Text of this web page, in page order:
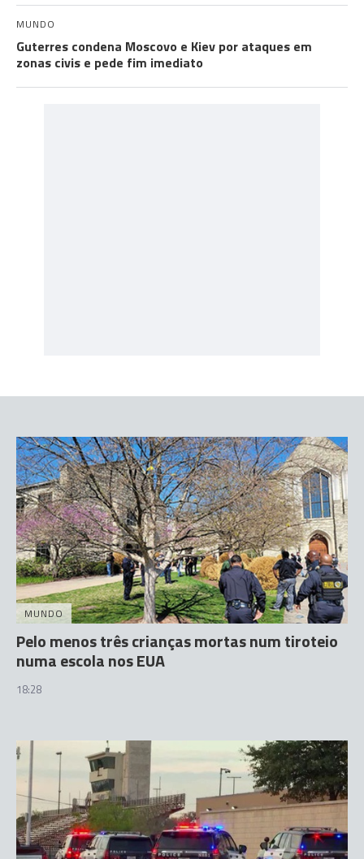
MUNDO
Guterres condena Moscovo e Kiev por ataques em
zonas civis e pede fim imediato
MUNDO
Pelo menos três crianças mortas num tiroteio
numa escola nos EUA
18:28